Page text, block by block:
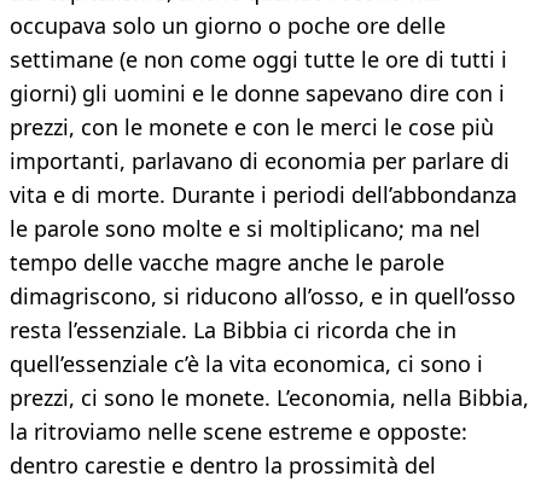
occupava solo un giorno o poche ore delle
settimane (e non come oggi tutte le ore di tutti i
giorni) gli uomini e le donne sapevano dire con i
prezzi, con le monete e con le merci le cose più
importanti, parlavano di economia per parlare di
vita e di morte. Durante i periodi dell’abbondanza
le parole sono molte e si moltiplicano; ma nel
tempo delle vacche magre anche le parole
dimagriscono, si riducono all’osso, e in quell’osso
resta l’essenziale. La Bibbia ci ricorda che in
quell’essenziale c’è la vita economica, ci sono i
prezzi, ci sono le monete. L’economia, nella Bibbia,
la ritroviamo nelle scene estreme e opposte:
dentro carestie e dentro la prossimità del